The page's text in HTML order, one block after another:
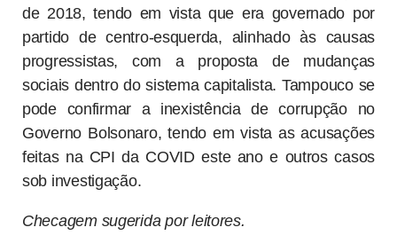
de 2018, tendo em vista que era governado por
partido de centro-esquerda, alinhado às causas
progressistas, com a proposta de mudanças
sociais dentro do sistema capitalista. Tampouco se
pode confirmar a inexistência de corrupção no
Governo Bolsonaro, tendo em vista as acusações
feitas na CPI da COVID este ano e outros casos
sob investigação.
Checagem sugerida por leitores.